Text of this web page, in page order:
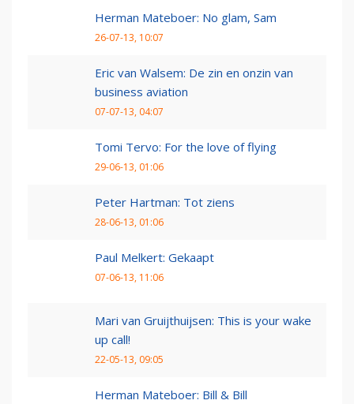
Herman Mateboer: No glam, Sam
26-07-13, 10:07
Eric van Walsem: De zin en onzin van
business aviation
07-07-13, 04:07
Tomi Tervo: For the love of flying
29-06-13, 01:06
Peter Hartman: Tot ziens
28-06-13, 01:06
Paul Melkert: Gekaapt
07-06-13, 11:06
Mari van Gruijthuijsen: This is your wake
up call!
22-05-13, 09:05
Herman Mateboer: Bill & Bill